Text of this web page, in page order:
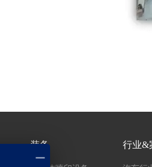
装备 行业&